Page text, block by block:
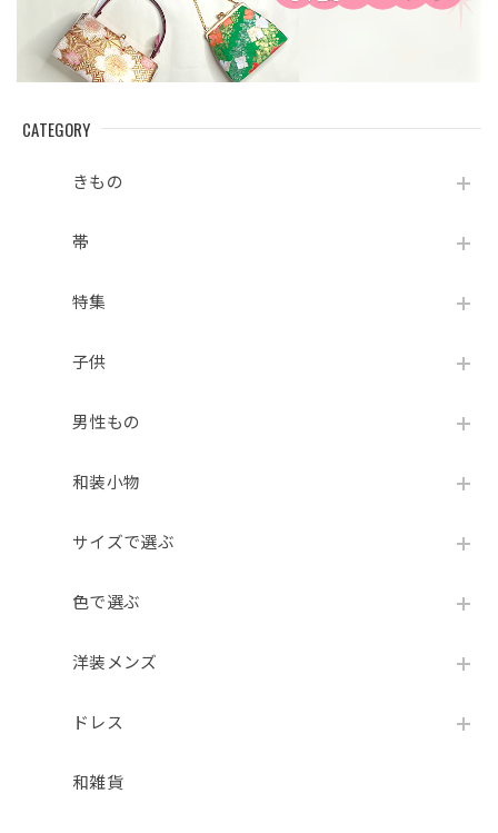
CATEGORY
きもの
帯
特集
子供
男性もの
和装小物
サイズで選ぶ
色で選ぶ
洋装メンズ
ドレス
和雑貨